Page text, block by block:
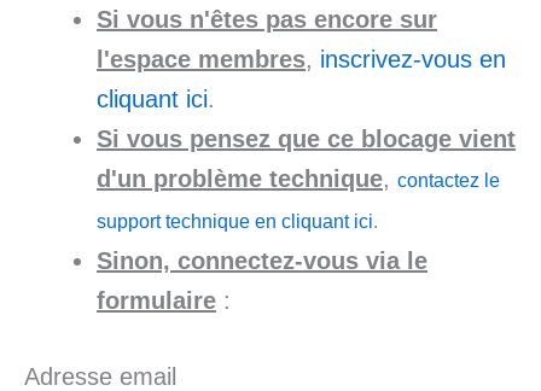
Si vous n'êtes pas encore sur
l'espace membres, inscrivez-vous en
cliquant ici.
Si vous pensez que ce blocage vient
d'un problème technique, contactez le
support technique en cliquant ici.
Sinon, connectez-vous via le
formulaire :
Adresse email